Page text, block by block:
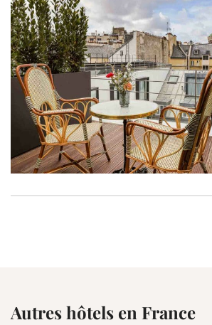
Autres hôtels en France